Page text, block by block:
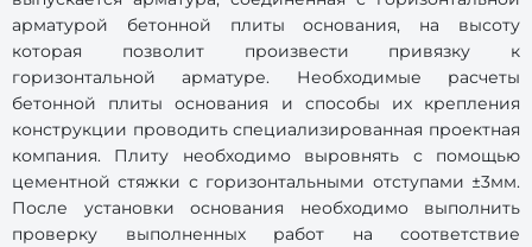
арматурой бетонной плиты основания, на высоту
которая позволит произвести привязку к
горизонтальной арматуре. Необходимые расчеты
бетонной плиты основания и способы их крепления
конструкции проводить специализированная проектная
компания. Плиту необходимо выровнять с помощью
цементной стяжки с горизонтальными отступами ±3мм.
После установки основания необходимо выполнить
проверку выполненных работ на соответствие